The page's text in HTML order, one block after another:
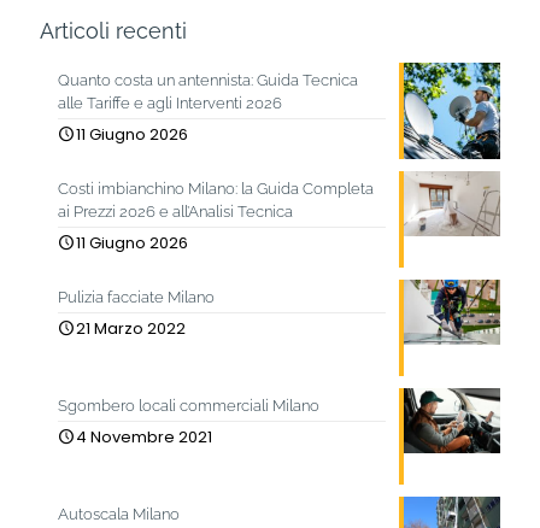
Articoli recenti
Quanto costa un antennista: Guida Tecnica
alle Tariffe e agli Interventi 2026
11 Giugno 2026
Costi imbianchino Milano: la Guida Completa
ai Prezzi 2026 e all’Analisi Tecnica
11 Giugno 2026
Pulizia facciate Milano
21 Marzo 2022
Sgombero locali commerciali Milano
4 Novembre 2021
Autoscala Milano